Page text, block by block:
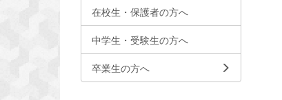
在校生・保護者の方へ
中学生・受験生の方へ
卒業生の方へ